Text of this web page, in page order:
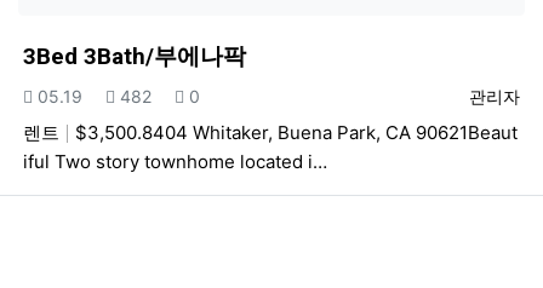
3Bed 3Bath/부에나팍
등록자
관리자
등록일
05.19 조회
482 추천
0
렌트
$3,500.8404 Whitaker, Buena Park, CA 90621Beaut
iful Two story townhome located i…